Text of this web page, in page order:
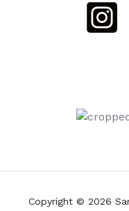
Copyright © 2026